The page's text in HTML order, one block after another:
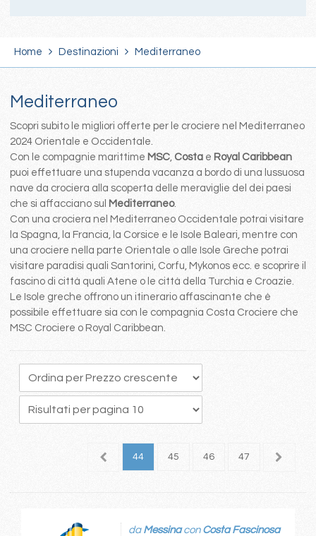
Home Destinazioni Mediterraneo
Mediterraneo
Scopri subito le migliori offerte per le crociere nel Mediterraneo
2024 Orientale e Occidentale.
Con le compagnie marittime MSC, Costa e Royal Caribbean
puoi effettuare una stupenda vacanza a bordo di una lussuosa
nave da crociera alla scoperta delle meraviglie del dei paesi
che si affacciano sul Mediterraneo.
Con una crociera nel Mediterraneo Occidentale potrai visitare
la Spagna, la Francia, la Corsice e le Isole Baleari, mentre con
una crociere nella parte Orientale o alle Isole Greche potrai
visitare paradisi quali Santorini, Corfu, Mykonos ecc. e scoprire il
fascino di città quali Atene o le città della Turchia e Croazie.
Le Isole greche offrono un itinerario affascinante che è
possibile effettuare sia con le compagnia Costa Crociere che
MSC Crociere o Royal Caribbean.
43 44 45 46 47 48
da Messinacon Costa Fascinosa